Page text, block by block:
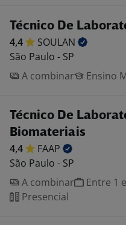
Técnico De
4,4
SOULAN
São Paulo - SP
A combinar
Ensino
Técnico De
Biomateriais
4,4
FAAP
São Paulo - SP
A combinar
Entre 1
Presencial